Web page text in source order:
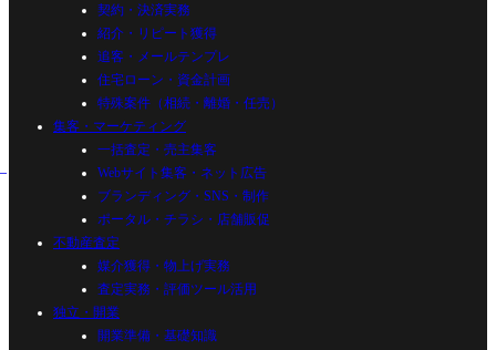
契約・決済実務
紹介・リピート獲得
追客・メールテンプレ
住宅ローン・資金計画
特殊案件（相続・離婚・任売）
集客・マーケティング
一括査定・売主集客
Webサイト集客・ネット広告
ブランディング・SNS・制作
ポータル・チラシ・店舗販促
不動産査定
媒介獲得・物上げ実務
査定実務・評価ツール活用
独立・開業
開業準備・基礎知識